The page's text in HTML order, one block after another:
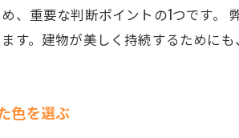
、重要な判断ポイントの1つです
す。建物が美しく持続するために
色を選ぶ